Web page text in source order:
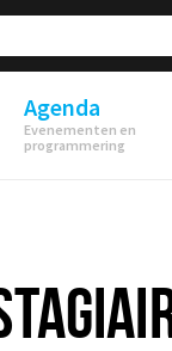
Agenda
Evenementen en
programmering